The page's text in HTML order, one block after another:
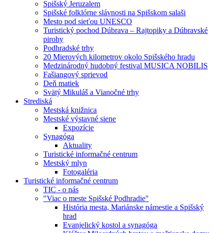
Spišský Jeruzalem
Spišské folklórne slávnosti na Spišskom salaši
Mesto pod sieťou UNESCO
Turistický pochod Dúbrava – Rajtopiky a Dúbravské
pirohy
Podhradské trhy
20 Mierových kilometrov okolo Spišského hradu
Medzinárodný hudobný festival MUSICA NOBILIS
Fašiangový sprievod
Deň matiek
Svätý Mikuláš a Vianočné trhy
Strediská
Mestská knižnica
Mestské výstavné siene
Expozície
Synagóga
Aktuality
Turistické informačné centrum
Mestský mlyn
Fotogaléria
Turistické informačné centrum
TIC - o nás
"Viac o meste Spišské Podhradie"
História mesta, Mariánske námestie a Spišský
hrad
Evanjelický kostol a synagóga